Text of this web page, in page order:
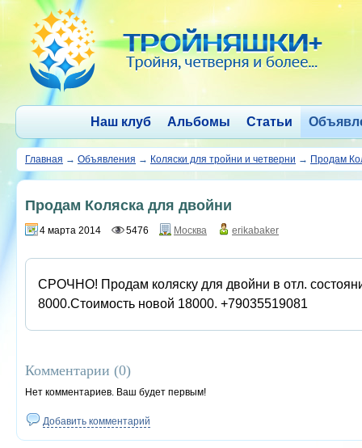
Наш клуб Альбомы Статьи
Главная → Объявления → Коляски для тройни и четверни → Продам
Продам Коляска для двойни
4 марта 2014 5476 Москва erikabaker
СРОЧНО! Продам коляску для двойни в отл.
8000.Стоимость новой 18000. +79035519081
Комментарии (0)
Нет комментариев. Ваш будет первым!
Добавить комментарий